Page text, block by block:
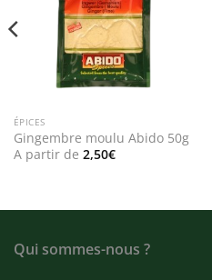
ÉPICES
Gingembre moulu Abido 50g
A partir de 2,50€
Qui sommes-nous ?